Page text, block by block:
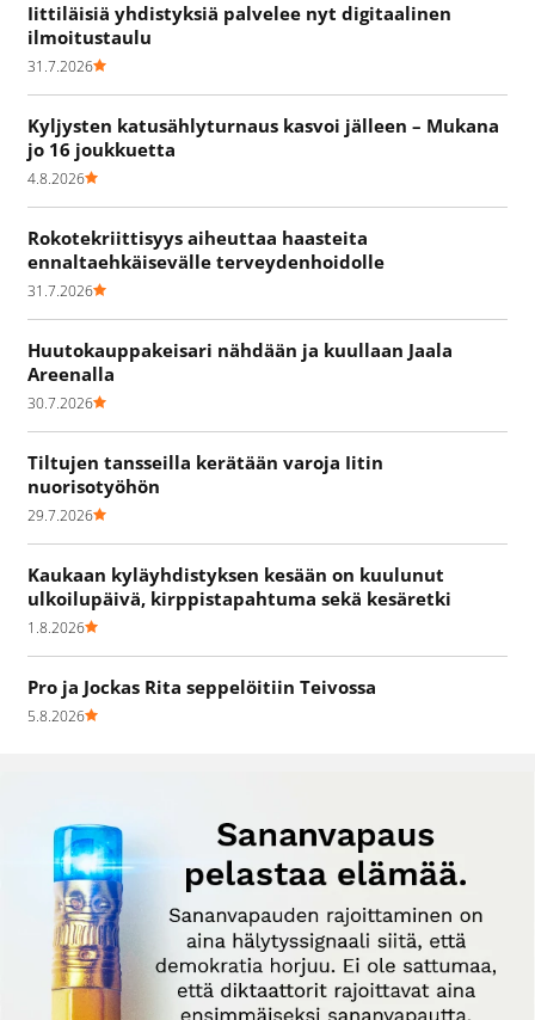
Iittiläisiä yhdistyksiä palvelee nyt digitaalinen
ilmoitustaulu
31.7.2026
Kyljysten katusählyturnaus kasvoi jälleen – Mukana
jo 16 joukkuetta
4.8.2026
Rokotekriittisyys aiheuttaa haasteita
ennaltaehkäisevälle terveydenhoidolle
31.7.2026
Huutokauppakeisari nähdään ja kuullaan Jaala
Areenalla
30.7.2026
Tiltujen tansseilla kerätään varoja Iitin
nuorisotyöhön
29.7.2026
Kaukaan kyläyhdistyksen kesään on kuulunut
ulkoilupäivä, kirppistapahtuma sekä kesäretki
1.8.2026
Pro ja Jockas Rita seppelöitiin Teivossa
5.8.2026